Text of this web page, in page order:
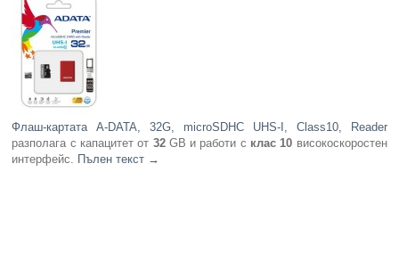
Флаш-картата A-DATA, 32G, microSDHC UHS-I, Class10, Reader
разполага с капацитет от 32GB и работи с клас 10 високоскоростен
интерфейс. Пълен текст →